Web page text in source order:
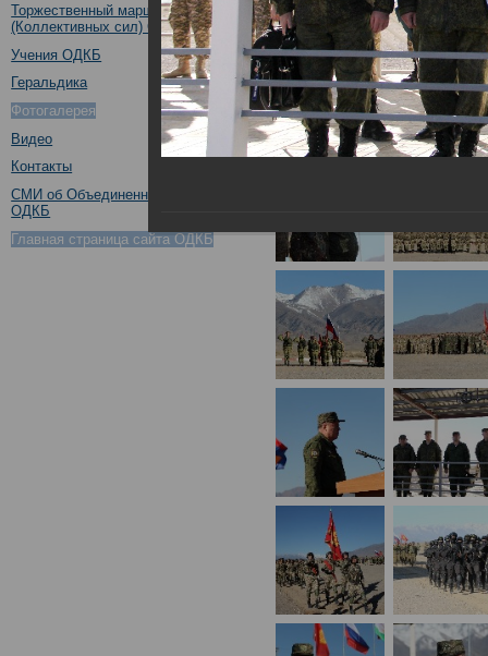
Торжественный марш Войск
(Коллективных сил) ОДКБ
Учения ОДКБ
Геральдика
Фотогалерея
Видео
Контакты
СМИ об Объединенном штабе
ОДКБ
Главная страница сайта ОДКБ